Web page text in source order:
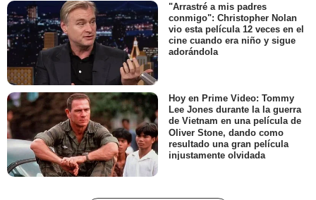
"Arrastré a mis padres
conmigo": Christopher Nolan
vio esta película 12 veces en el
cine cuando era niño y sigue
adorándola
Hoy en Prime Video: Tommy
Lee Jones durante la la guerra
de Vietnam en una película de
Oliver Stone, dando como
resultado una gran película
injustamente olvidada